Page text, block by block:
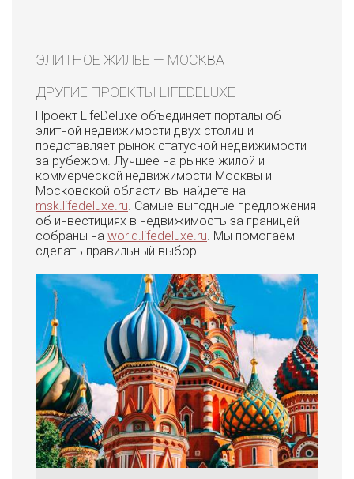
ЭЛИТНОЕ ЖИЛЬЕ — МОСКВА
ДРУГИЕ ПРОЕКТЫ LIFEDELUXE
Проект LifeDeluxe объединяет порталы об
элитной недвижимости двух столиц и
представляет рынок статусной недвижимости
за рубежом. Лучшее на рынке жилой и
коммерческой недвижимости Москвы и
Московской области вы найдете на
msk.lifedeluxe.ru. Самые выгодные предложения
об инвестициях в недвижимость за границей
собраны на world.lifedeluxe.ru. Мы помогаем
сделать правильный выбор.